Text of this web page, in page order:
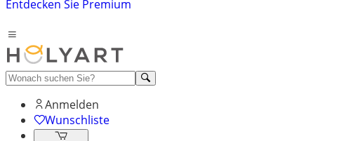
Entdecken Sie Premium
Anmelden
Wunschliste